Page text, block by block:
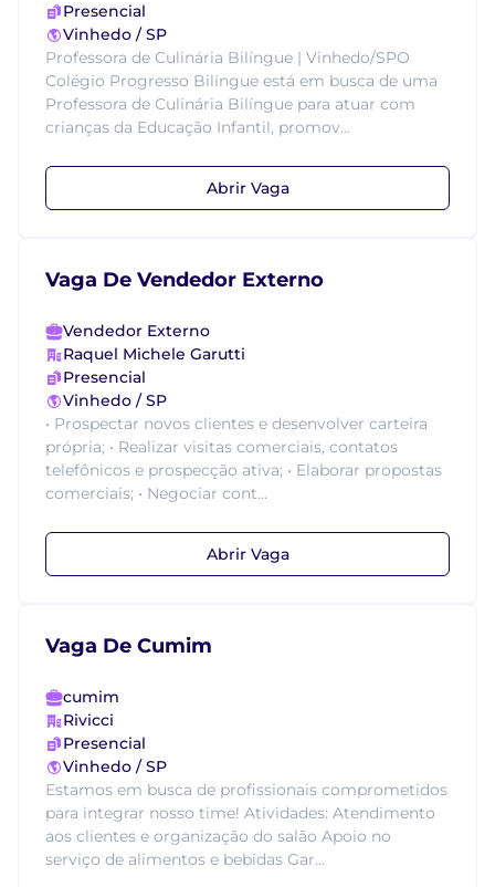
Presencial
Vinhedo / SP
Professora de Culinária Bilíngue | Vinhedo/SPO
Colégio Progresso Bilíngue está em busca de uma
Professora de Culinária Bilíngue para atuar com
crianças da Educação Infantil, promov...
Abrir Vaga
Vaga De Vendedor Externo
Vendedor Externo
Raquel Michele Garutti
Presencial
Vinhedo / SP
• Prospectar novos clientes e desenvolver carteira
própria; • Realizar visitas comerciais, contatos
telefônicos e prospecção ativa; • Elaborar propostas
comerciais; • Negociar cont...
Abrir Vaga
Vaga De Cumim
cumim
Rivicci
Presencial
Vinhedo / SP
Estamos em busca de profissionais comprometidos
para integrar nosso time! Atividades: Atendimento
aos clientes e organização do salão Apoio no
serviço de alimentos e bebidas Gar...